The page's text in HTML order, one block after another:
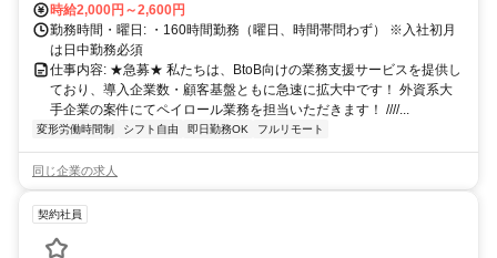
時給2,000円～2,600円
勤務時間・曜日: ・160時間勤務（曜日、時間帯問わず） ※入社初月
は日中勤務必須
仕事内容: ★急募★ 私たちは、BtoB向けの業務支援サービスを提供し
ており、導入企業数・顧客基盤ともに急速に拡大中です！ 外資系大
手企業の案件にてペイロール業務を担当いただきます！ ////...
変形労働時間制 シフト自由 即日勤務OK フルリモート
同じ企業の求人
契約社員